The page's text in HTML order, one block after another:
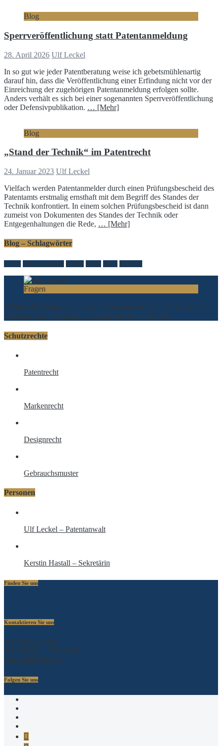
Blog
Sperrveröffentlichung statt Patentanmeldung
28. April 2026 Ulf Leckel
In so gut wie jeder Patentberatung weise ich gebetsmühlenartig
darauf hin, dass die Veröffentlichung einer Erfindung nicht vor der
Einreichung der zugehörigen Patentanmeldung erfolgen sollte.
Anders verhält es sich bei einer sogenannten Sperrveröffentlichung
oder Defensivpublikation. … [Mehr]
Blog
„Stand der Technik“ im Patentrecht
24. Januar 2023 Ulf Leckel
Vielfach werden Patentanmelder durch einen Prüfungsbescheid des
Patentamts erstmalig ernsthaft mit dem Begriff des Standes der
Technik konfrontiert. In einem solchen Prüfungsbescheid ist dann
zumeist von Dokumenten des Standes der Technik oder
Entgegenhaltungen die Rede, … [Mehr]
Blog – Schlagwörter
Design Gebrauchsmuster Kanzlei Marke Patent Sonstiges
Fragen
“Sollten Sie Fragen zu unseren Leistungen haben, sehen wir Ihrer
Kontaktaufnahme gerne entgegen: 06233 – 7787505.”
Schutzrechte
Patentrecht
Markenrecht
Designrecht
Gebrauchsmuster
Personen
Ulf Leckel – Patentanwalt
Kerstin Hastall – Sekretärin
Finden Sie uns
Kontaktieren Sie uns
info@leckel.com
Tel.: 06233 – 778 75 05
Kontaktformular
Folgen Sie uns
Telegram